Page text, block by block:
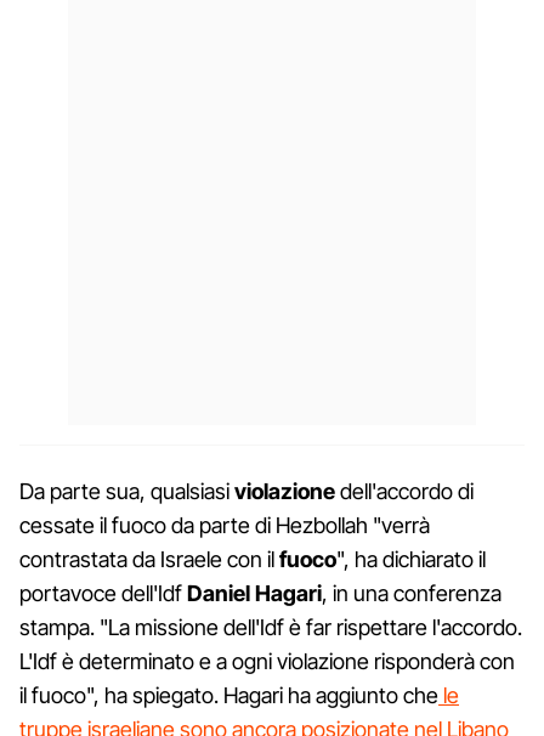
Da parte sua, qualsiasiviolazionedell'accordo di
cessate il fuoco da parte di Hezbollah "verrà
contrastata da Israele con ilfuoco", ha dichiarato il
portavoce dell'IdfDanielHagari, in una conferenza
stampa. "La missione dell'Idf è far rispettare l'accordo.
L'Idf è determinato e a ogni violazione risponderà con
il fuoco", ha spiegato. Hagari ha aggiunto che le
truppe israeliane sono ancora posizionate nel Libano